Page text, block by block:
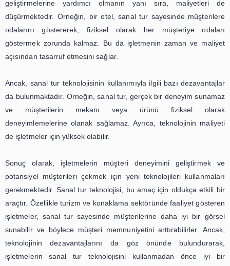
sanal tur sayesinde kullanıcılar, mekanın
ambiyansını da deneyimleyebilirler. Bu da
olan ilgisini arttırır ve işletmelerin müşteri potansiyelini
sektörlerde de kullanılmaya başlanmıştır. Örneğin, bir
sanal turunu gören kullanıcılar, mağazanın içindeki
yakından inceleyebilir ve alışveriş yapmadan önce
atmosferini deneyimleyebilirler. Ayrıca, bir
tercihlerini daha bilinçli bir şekilde yapabilirler.
Sanal tur, kullanıcıların mekan hakkında daha fazla
olmalarını sağladığı gibi, işletmelerin de müşteri
geliştirmelerine yardımcı olur. Kullanıcılar, sanal tur
mekanı daha iyi tanıyabilir ve gerçek bir deneyim
mekan hakkında daha fazla bilgi sahibi